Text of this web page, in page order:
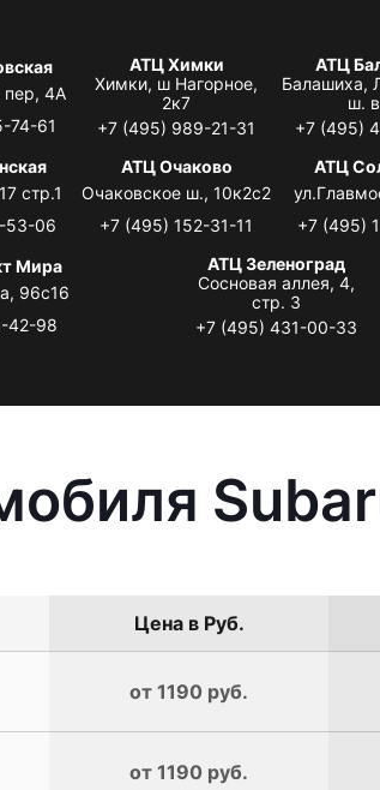
пер, 4А
74-61
АТЦ Химки
Химки, ш Нагорное,
2к7
+7 (495) 989-21-31
АТЦ
Балашиха,
ш.
+7 (495)
стр.1
53-06
АТЦ Очаково
Очаковское ш., 10к2с2
+7 (495) 152-31-11
АТЦ
+7 (495)
Мира
96с16
42-98
АТЦ Зеленоград
Сосновая аллея, 4,
стр. 3
+7 (495) 431-00-33
Цена в Руб.
от 1190 руб.
от 1190 руб.